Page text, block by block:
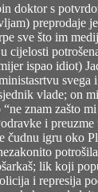
doktor s
preprodaje
sve što im
cijelosti
ispao idiot)
vlade; on
znam zašto
i
igru oko
lik koji
i represija